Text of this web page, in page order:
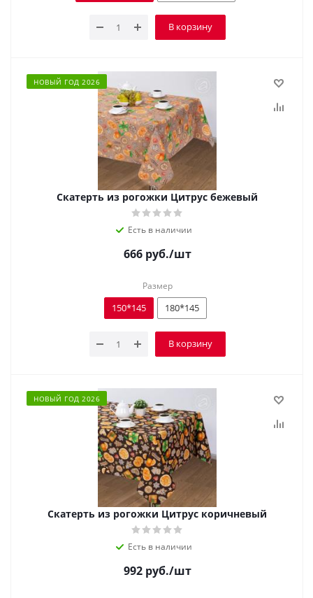
В корзину
НОВЫЙ ГОД 2026
Скатерть из рогожки Цитрус бежевый
Есть в наличии
666руб./шт
Размер
150*145 180*145
В корзину
НОВЫЙ ГОД 2026
Скатерть из рогожки Цитрус коричневый
Есть в наличии
992руб./шт